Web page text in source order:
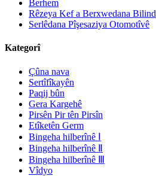
Berhem
Rêzeya Kef a Berxwedana Bilind
Serlêdana Pîşesaziya Otomotîvê
Kategorî
Çûna nava
Sertîfîkayên
Paqij bûn
Gera Kargehê
Pirsên Pir tên Pirsîn
Etîketên Germ
Bingeha hilberînê Ⅰ
Bingeha hilberînê Ⅱ
Bingeha hilberînê Ⅲ
Vîdyo